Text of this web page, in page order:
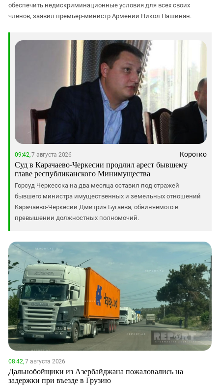
обеспечить недискриминационные условия для всех своих
членов, заявил премьер-министр Армении Никол Пашинян.
09:42,7 августа 2026 Коротко
Суд в Карачаево-Черкесии продлил арест бывшему
главе республиканского Минимущества
Горсуд Черкесска на два месяца оставил под стражей
бывшего министра имущественных и земельных отношений
Карачаево-Черкесии Дмитрия Бугаева, обвиняемого в
превышении должностных полномочий.
08:42,7 августа 2026
Дальнобойщики из Азербайджана пожаловались на
задержки при въезде в Грузию